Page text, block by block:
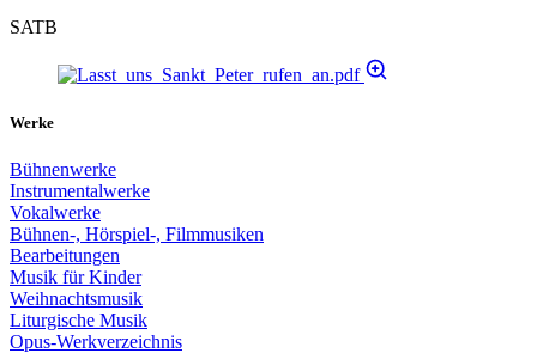
SATB
Werke
Bühnenwerke
Instrumentalwerke
Vokalwerke
Bühnen-, Hörspiel-, Filmmusiken
Bearbeitungen
Musik für Kinder
Weihnachtsmusik
Liturgische Musik
Opus-Werkverzeichnis